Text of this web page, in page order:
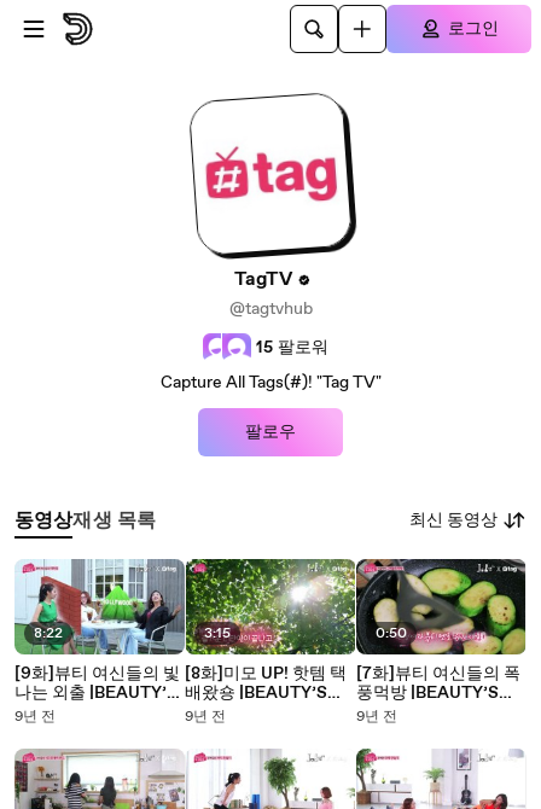
본문으로 건너뛰기
로그인
TagTV
@tagtvhub
15 팔로워
Capture All Tags(#)! "Tag TV"
팔로우
동영상재생 목록 최신 동영상
8:22
[9화]뷰티 여신들의 빛
나는 외출 |BEAUTY’S
CODE
9년 전
3:15
[8화]미모 UP! 핫템 택
배왔숑 |BEAUTY’S
CODE
9년 전
0:50
[7화]뷰티 여신들의 폭
풍먹방 |BEAUTY’S
CODE
9년 전